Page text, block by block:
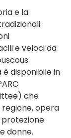
e la
e veloci da
disponibile in
che
opera
protezione
donne.